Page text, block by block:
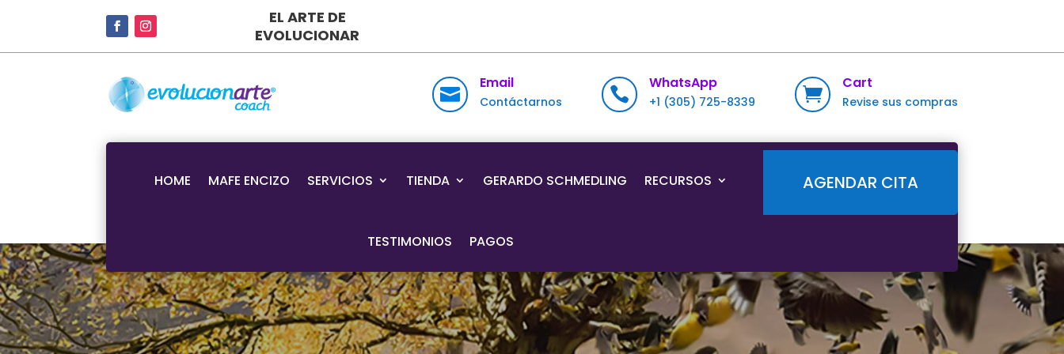
EL ARTE DE
EVOLUCIONAR

Email
Contáctarnos 
WhatsApp
+1 (305) 725-8339 
Cart
Revise sus compras
HOME MAFE ENCIZO SERVICIOS TIENDA GERARDO SCHMEDLING RECURSOS
TESTIMONIOS PAGOS
AGENDAR CITA